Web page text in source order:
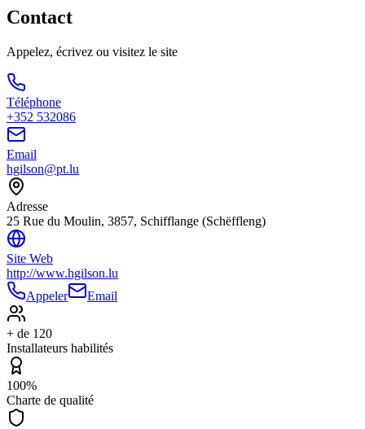
Contact
Appelez, écrivez ou visitez le site
Téléphone
+352 532086
Email
hgilson@pt.lu
Adresse
25 Rue du Moulin, 3857, Schifflange (Schëffleng)
Site Web
http://www.hgilson.lu
Appeler
Email
+ de 120
Installateurs habilités
100%
Charte de qualité